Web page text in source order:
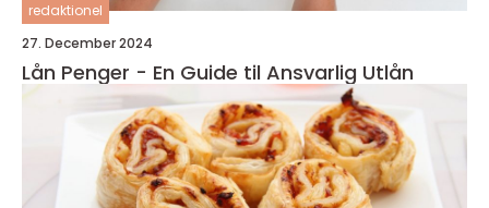
redaktionel
27. December 2024
Lån Penger - En Guide til Ansvarlig Utlån